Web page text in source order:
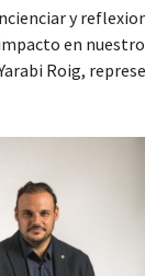
y
en nuestro
Roig,